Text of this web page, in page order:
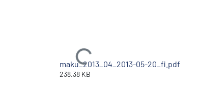
Ladataan...
maku_2013_04_2013-05-20_fi.pdf
238.38 KB